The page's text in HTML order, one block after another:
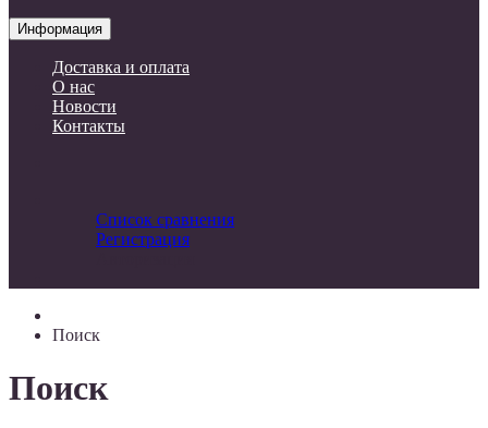
Информация
Доставка и оплата
О нас
Новости
Контакты
Список сравнения
Регистрация
Поиск
Поиск